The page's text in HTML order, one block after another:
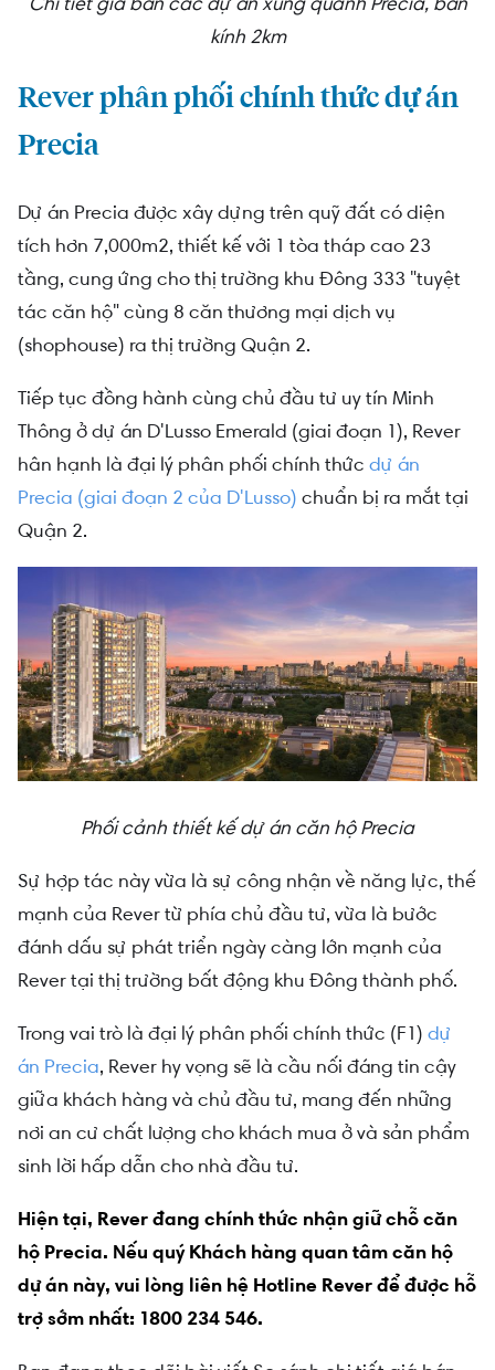
kính 2km
Rever phân phối chính thức dự án
Precia
Dự án Precia được xây dựng trên quỹ đất có diện
tích hơn 7,000m2, thiết kế với 1 tòa tháp cao 23
tầng, cung ứng cho thị trường khu Đông 333 "tuyệt
tác căn hộ" cùng 8 căn thương mại dịch vụ
(shophouse) ra thị trường Quận 2.
Tiếp tục đồng hành cùng chủ đầu tư uy tín Minh
Thông ở dự án D'Lusso Emerald (giai đoạn 1), Rever
hân hạnh là đại lý phân phối chính thức dự án
Precia (giai đoạn 2 của D'Lusso) chuẩn bị ra mắt tại
Quận 2.
Phối cảnh thiết kế dự án căn hộ Precia
Sự hợp tác này vừa là sự công nhận về năng lực, thế
mạnh của Rever từ phía chủ đầu tư, vừa là bước
đánh dấu sự phát triển ngày càng lớn mạnh của
Rever tại thị trường bất động khu Đông thành phố.
Trong vai trò là đại lý phân phối chính thức (F1) dự
án Precia, Rever hy vọng sẽ là cầu nối đáng tin cậy
giữa khách hàng và chủ đầu tư, mang đến những
nơi an cư chất lượng cho khách mua ở và sản phẩm
sinh lời hấp dẫn cho nhà đầu tư.
Hiện tại, Rever đang chính thức nhận giữ chỗ căn
hộ Precia. Nếu quý Khách hàng quan tâm căn hộ
dự án này, vui lòng liên hệ Hotline Rever để được hỗ
trợ sớm nhất: 1800 234 546.